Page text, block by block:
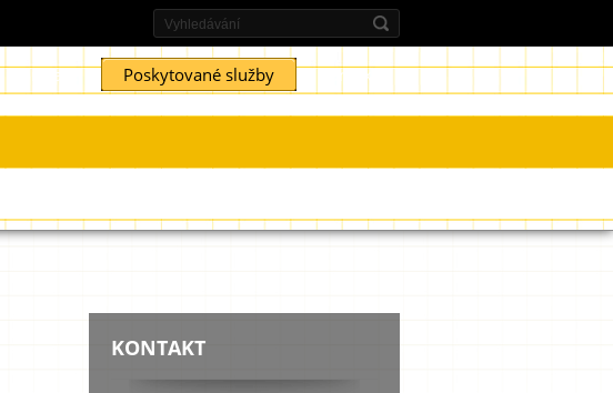
Informace Poskytované služby Kontakt
KONTAKT